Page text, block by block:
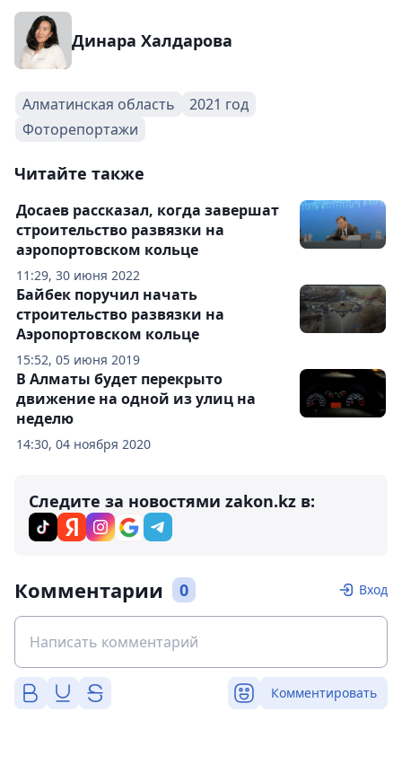
Динара Халдарова
Алматинская область
2021 год
Фоторепортажи
Читайте также
11:29, 30 июня 2022
Досаев рассказал, когда завершат
строительство развязки на
аэропортовском кольце
15:52, 05 июня 2019
Байбек поручил начать
строительство развязки на
Аэропортовском кольце
14:30, 04 ноября 2020
В Алматы будет перекрыто
движение на одной из улиц на
неделю
Следите за новостями zakon.kz в:
Комментарии 0 Вход
Комментировать